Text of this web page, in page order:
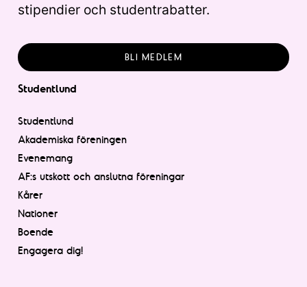
stipendier och studentrabatter.
BLI MEDLEM
Studentlund
Studentlund
Akademiska föreningen
Evenemang
AF:s utskott och anslutna föreningar
Kårer
Nationer
Boende
Engagera dig!